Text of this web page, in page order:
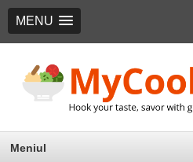
MENU
Meniul